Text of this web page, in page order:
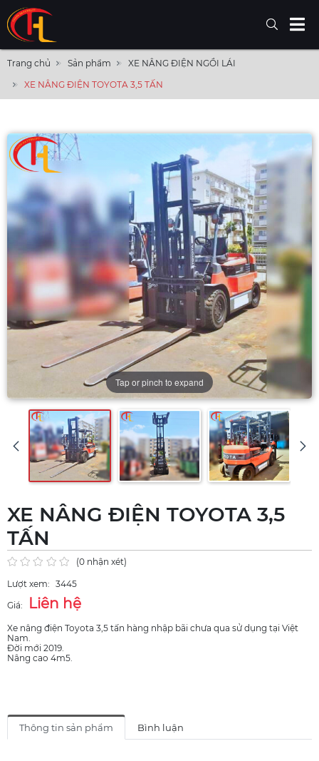
Trang chủ Sản phẩm
XE NÂNG ĐIỆN NGỒI LÁI
XE NÂNG ĐIỆN TOYOTA 3,5 TẤN
Tap or pinch to expand
XE NÂNG ĐIỆN TOYOTA 3,5
TẤN
(0 nhận xét)
Lượt xem: 3445
Giá:
Liên hệ
Xe nâng điện Toyota 3,5 tấn hàng nhập bãi chưa qua sử dụng tại Việt
Nam.
Đời mới 2019.
Nâng cao 4m5.
Thông tin sản phẩm Bình luận